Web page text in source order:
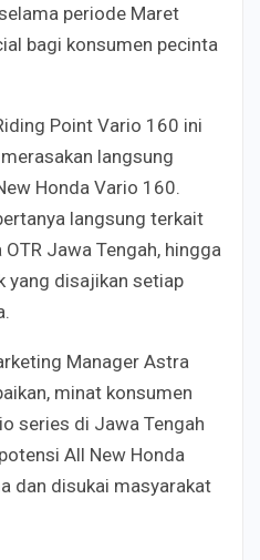
periode Maret
bagi konsumen pecinta
Point Vario 160 ini
langsung
Honda Vario 160.
langsung terkait
Jawa Tengah, hingga
yang disajikan setiap
Manager Astra
minat konsumen
series di Jawa Tengah
All New Honda
dan disukai masyarakat